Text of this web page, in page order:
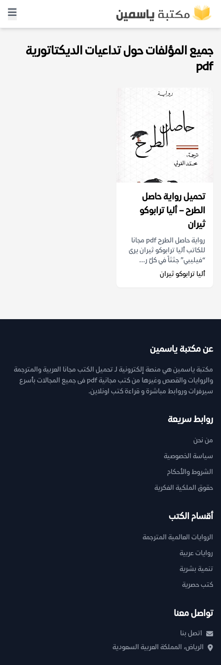
جميع المؤلفات حول تداعيات الديكتاتورية
pdf
تحميل رواية حاصل
الطرح – أليا ترابوكو
ثيران
رواية حاصل الطرح pdf مجانا
للكاتب أليا ترابوكو ثيران يرى
“فيليبي” جثثاً في كلّ ر...
أليا ترابوكو ثيران
عن مكتبة ياسمين
مكتبة ياسمين هي منصة إلكترونية لـ تحميل الكتب مجانا العربية والمترجمة
والروايات والقصص وغيرها من كتب مجانية pdf فى جميع المجالات بأسرع
سيرفرات وروابط مباشرة و قراءة كتب اونلاين.
روابط سريعة
من نحن
سياسة الخصوصية
الشروط والأحكام
حقوق الملكية الفكرية
أقسام الكتب
الروايات العالمية المترجمة
روايات عربية
تنمية بشرية
كتب حصرية
تواصل معنا
اتصل بنا
الرياض، المملكة العربية السعودية